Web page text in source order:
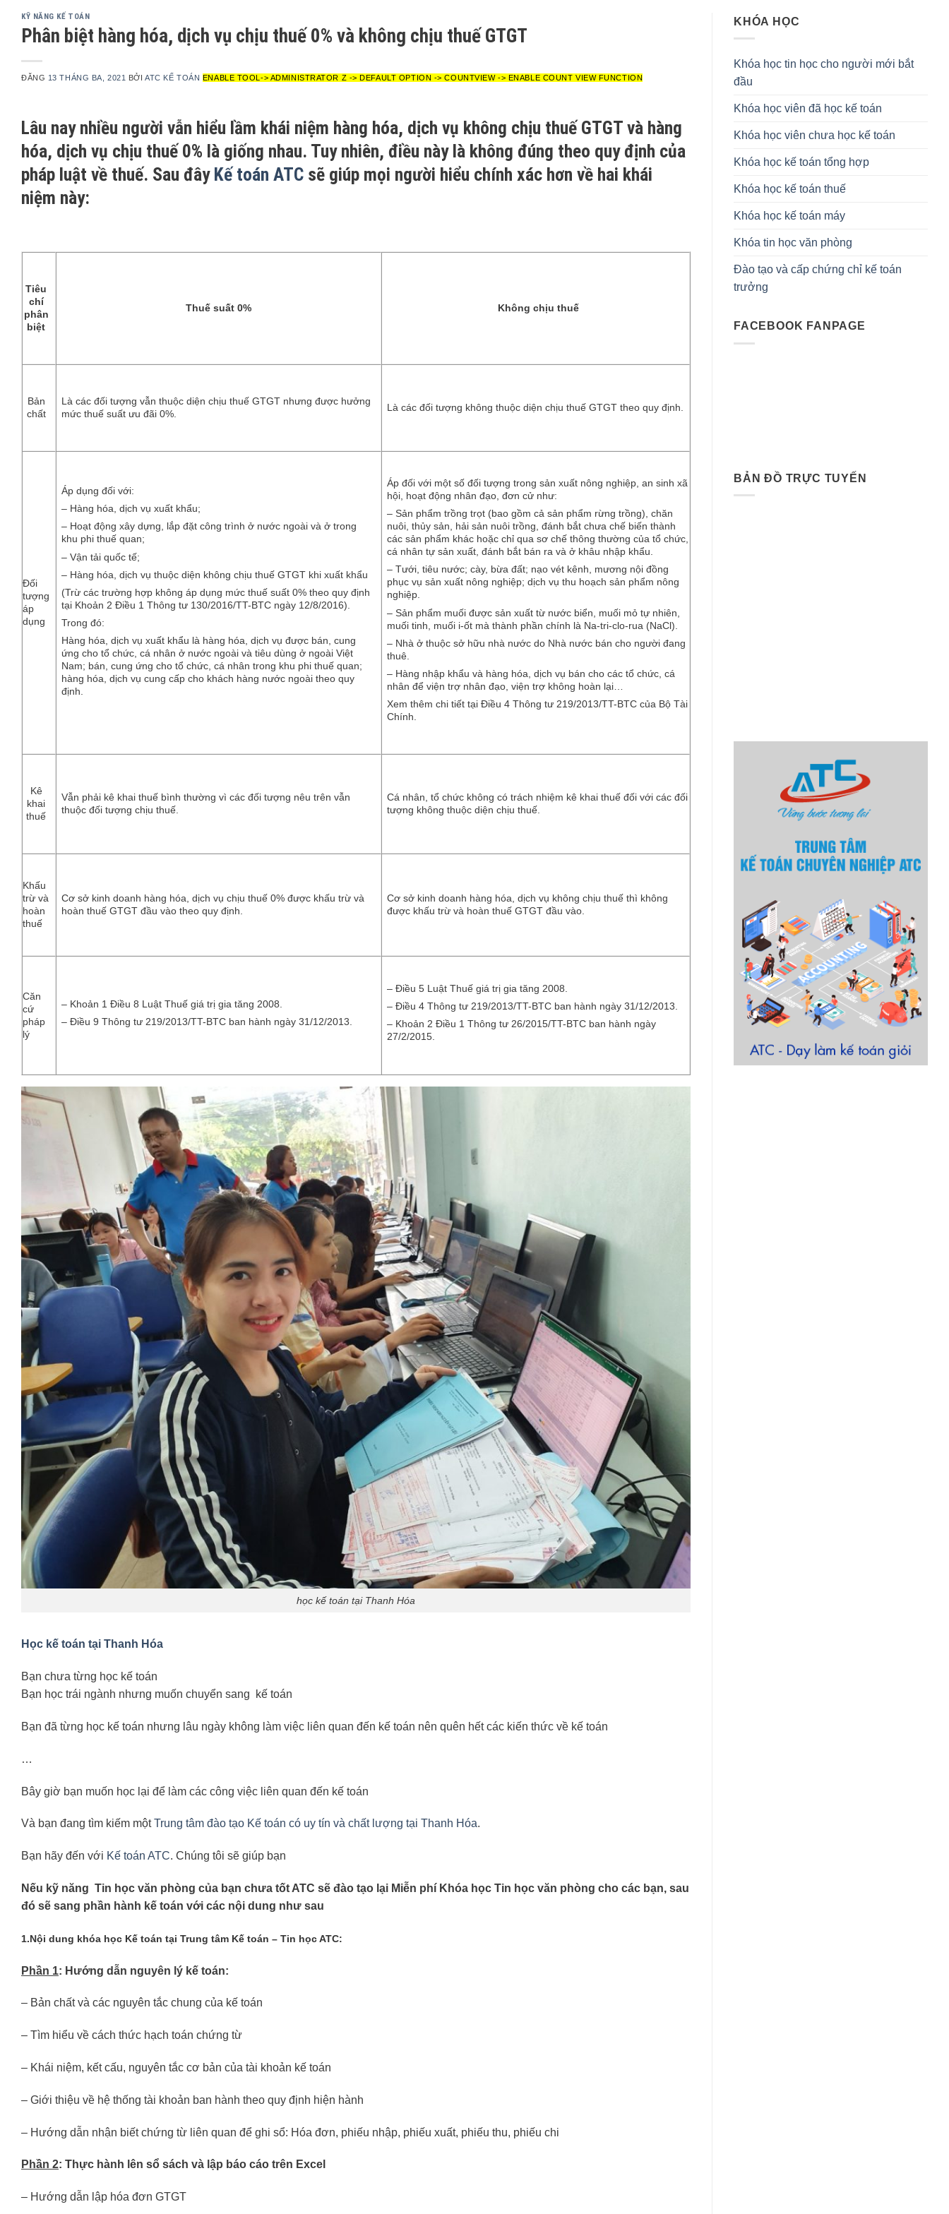
KỸ NĂNG KẾ TOÁN
Phân biệt hàng hóa, dịch vụ chịu thuế 0% và không chịu thuế GTGT
ĐĂNG 13 THÁNG BA, 2021 BỞIATC KẾ TOÁN ENABLE TOOL-> ADMINISTRATOR Z -> DEFAULT OPTION -> COUNTVIEW -> ENABLE COUNT VIEW FUNCTION
Lâu nay nhiều người vẫn hiểu lầm khái niệm hàng hóa, dịch vụ không chịu thuế GTGT và hàng
hóa, dịch vụ chịu thuế 0% là giống nhau. Tuy nhiên, điều này là không đúng theo quy định của
pháp luật về thuế. Sau đây Kế toán ATC sẽ giúp mọi người hiểu chính xác hơn về hai khái
niệm này:
Tiêu
chí
phân
biệt
Thuế suất 0% Không chịu thuế
Bản
chất
Là các đối tượng vẫn thuộc diện chịu thuế GTGT nhưng được hưởng
mức thuế suất ưu đãi 0%.
Là các đối tượng không thuộc diện chịu thuế GTGT theo quy định.
Đối
tượng
áp
dụng
Áp dụng đối với:
– Hàng hóa, dịch vụ xuất khẩu;
– Hoạt động xây dựng, lắp đặt công trình ở nước ngoài và ở trong
khu phi thuế quan;
– Vận tải quốc tế;
– Hàng hóa, dịch vụ thuộc diện không chịu thuế GTGT khi xuất khẩu
(Trừ các trường hợp không áp dụng mức thuế suất 0% theo quy định
tại Khoản 2 Điều 1 Thông tư 130/2016/TT-BTC ngày 12/8/2016).
Trong đó:
Hàng hóa, dịch vụ xuất khẩu là hàng hóa, dịch vụ được bán, cung
ứng cho tổ chức, cá nhân ở nước ngoài và tiêu dùng ở ngoài Việt
Nam; bán, cung ứng cho tổ chức, cá nhân trong khu phi thuế quan;
hàng hóa, dịch vụ cung cấp cho khách hàng nước ngoài theo quy
định.
Áp đối với một số đối tượng trong sản xuất nông nghiệp, an sinh xã
hội, hoạt động nhân đạo, đơn cử như:
– Sản phẩm trồng trọt (bao gồm cả sản phẩm rừng trồng), chăn
nuôi, thủy sản, hải sản nuôi trồng, đánh bắt chưa chế biến thành
các sản phẩm khác hoặc chỉ qua sơ chế thông thường của tổ chức,
cá nhân tự sản xuất, đánh bắt bán ra và ở khâu nhập khẩu.
– Tưới, tiêu nước; cày, bừa đất; nạo vét kênh, mương nội đồng
phục vụ sản xuất nông nghiệp; dịch vụ thu hoạch sản phẩm nông
nghiệp.
– Sản phẩm muối được sản xuất từ nước biển, muối mỏ tự nhiên,
muối tinh, muối i-ốt mà thành phần chính là Na-tri-clo-rua (NaCl).
– Nhà ở thuộc sở hữu nhà nước do Nhà nước bán cho người đang
thuê.
– Hàng nhập khẩu và hàng hóa, dịch vụ bán cho các tổ chức, cá
nhân để viện trợ nhân đạo, viện trợ không hoàn lại…
Xem thêm chi tiết tại Điều 4 Thông tư 219/2013/TT-BTC của Bộ Tài
Chính.
Kê
khai
thuế
Vẫn phải kê khai thuế bình thường vì các đối tượng nêu trên vẫn
thuộc đối tượng chịu thuế.
Cá nhân, tổ chức không có trách nhiệm kê khai thuế đối với các đối
tượng không thuộc diện chịu thuế.
Khấu
trừ và
hoàn
thuế
Cơ sở kinh doanh hàng hóa, dịch vụ chịu thuế 0% được khấu trừ và
hoàn thuế GTGT đầu vào theo quy định.
Cơ sở kinh doanh hàng hóa, dịch vụ không chịu thuế thì không
được khấu trừ và hoàn thuế GTGT đầu vào.
Căn
cứ
pháp
lý
– Khoản 1 Điều 8 Luật Thuế giá trị gia tăng 2008.
– Điều 9 Thông tư 219/2013/TT-BTC ban hành ngày 31/12/2013.
– Điều 5 Luật Thuế giá trị gia tăng 2008.
– Điều 4 Thông tư 219/2013/TT-BTC ban hành ngày 31/12/2013.
– Khoản 2 Điều 1 Thông tư 26/2015/TT-BTC ban hành ngày
27/2/2015.
học kế toán tại Thanh Hóa
Học kế toán tại Thanh Hóa
Bạn chưa từng học kế toán
Bạn học trái ngành nhưng muốn chuyển sang kế toán
Bạn đã từng học kế toán nhưng lâu ngày không làm việc liên quan đến kế toán nên quên hết các kiến thức về kế toán
…
Bây giờ bạn muốn học lại để làm các công việc liên quan đến kế toán
Và bạn đang tìm kiếm mộtTrung tâm đào tạo Kế toán có uy tín và chất lượng tại Thanh Hóa.
Bạn hãy đến với Kế toán ATC. Chúng tôi sẽ giúp bạn
Nếu kỹ năng Tin học văn phòng của bạn chưa tốt ATC sẽ đào tạo lại Miễn phí Khóa học Tin học văn phòng cho các bạn, sau
đó sẽ sang phần hành kế toán với các nội dung như sau
1.Nội dung khóa học Kế toán tại Trung tâm Kế toán – Tin học ATC:
Phần 1: Hướng dẫn nguyên lý kế toán:
– Bản chất và các nguyên tắc chung của kế toán
– Tìm hiểu về cách thức hạch toán chứng từ
– Khái niệm, kết cấu, nguyên tắc cơ bản của tài khoản kế toán
– Giới thiệu về hệ thống tài khoản ban hành theo quy định hiện hành
– Hướng dẫn nhận biết chứng từ liên quan để ghi sổ: Hóa đơn, phiếu nhập, phiếu xuất, phiếu thu, phiếu chi
Phần 2: Thực hành lên sổ sách và lập báo cáo trên Excel
– Hướng dẫn lập hóa đơn GTGT
KHÓA HỌC
Khóa học tin học cho người mới bắt
đầu
Khóa học viên đã học kế toán
Khóa học viên chưa học kế toán
Khóa học kế toán tổng hợp
Khóa học kế toán thuế
Khóa học kế toán máy
Khóa tin học văn phòng
Đào tạo và cấp chứng chỉ kế toán
trưởng
FACEBOOK FANPAGE
BẢN ĐỒ TRỰC TUYẾN